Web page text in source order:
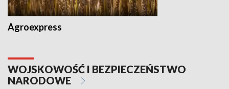
Agroexpress
WOJSKOWOŚĆ I BEZPIECZEŃSTWO
NARODOWE